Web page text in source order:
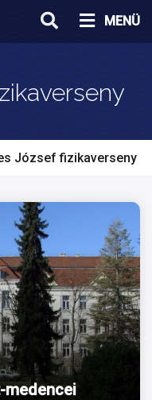
MENÜ
József fizikaverseny
medencei